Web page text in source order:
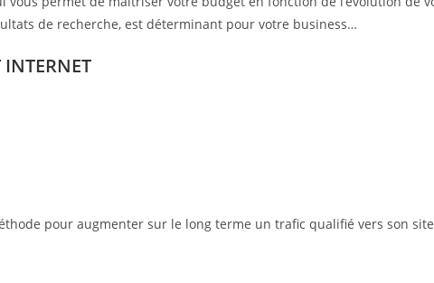
de recherche, est déterminant pour votre business…
INTERNET
pour augmenter sur le long terme un trafic qualifié vers son